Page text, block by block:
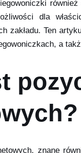
dla
zakładu. Ten
a
znane